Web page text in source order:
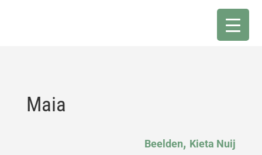
Maia
Beelden, Kieta Nuij